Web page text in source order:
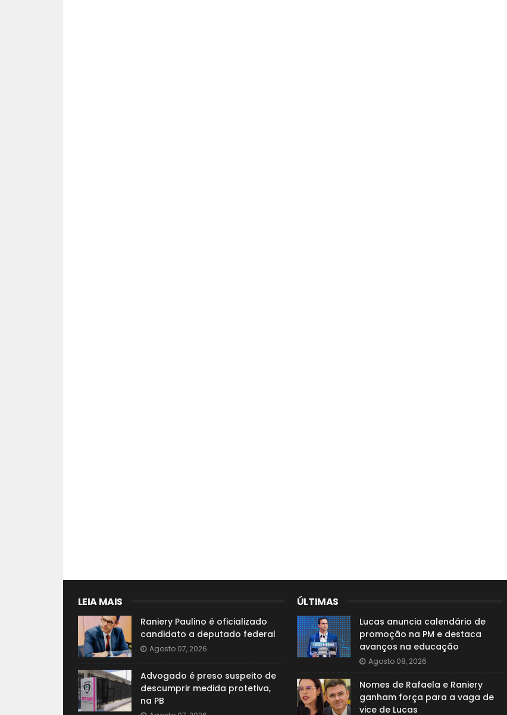
LEIA MAIS
Raniery Paulino é oficializado
candidato a deputado federal
Agosto 07, 2026
Advogado é preso suspeito de
descumprir medida protetiva,
na PB
ÚLTIMAS
Lucas anuncia calendário de
promoção na PM e destaca
avanços na educação
Agosto 08, 2026
Nomes de Rafaela e Raniery
ganham força para a vaga de
vice de Lucas